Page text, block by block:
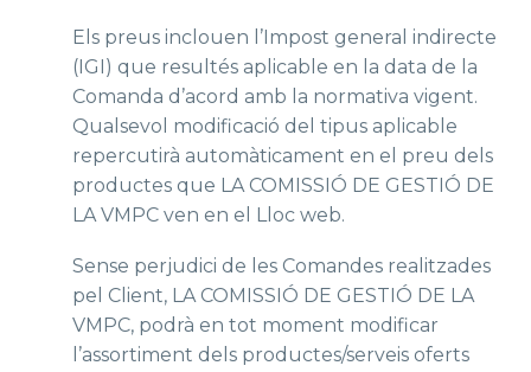
Els preus inclouen l’Impost general indirecte
(IGI) que resultés aplicable en la data de la
Comanda d’acord amb la normativa vigent.
Qualsevol modificació del tipus aplicable
repercutirà automàticament en el preu dels
productes que LA COMISSIÓ DE GESTIÓ DE
LA VMPC ven en el Lloc web.
Sense perjudici de les Comandes realitzades
pel Client, LA COMISSIÓ DE GESTIÓ DE LA
VMPC, podrà en tot moment modificar
l’assortiment dels productes/serveis oferts